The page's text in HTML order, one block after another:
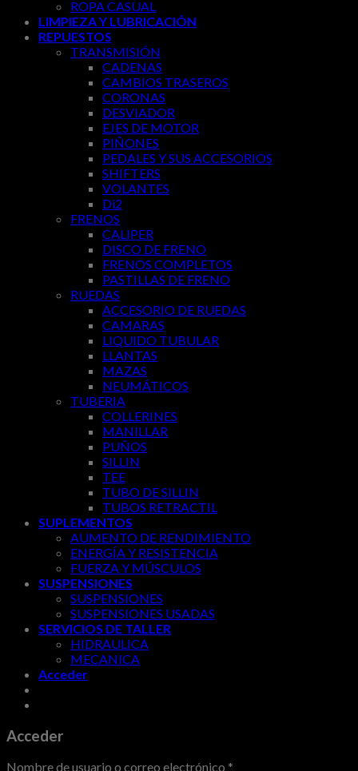
ROPA CASUAL
LIMPIEZA Y LUBRICACIÓN
REPUESTOS
TRANSMISIÓN
CADENAS
CAMBIOS TRASEROS
CORONAS
DESVIADOR
EJES DE MOTOR
PIÑONES
PEDALES Y SUS ACCESORIOS
SHIFTERS
VOLANTES
Di2
FRENOS
CALIPER
DISCO DE FRENO
FRENOS COMPLETOS
PASTILLAS DE FRENO
RUEDAS
ACCESORIO DE RUEDAS
CAMARAS
LIQUIDO TUBULAR
LLANTAS
MAZAS
NEUMÁTICOS
TUBERIA
COLLERINES
MANILLAR
PUÑOS
SILLIN
TEE
TUBO DE SILLIN
TUBOS RETRACTIL
SUPLEMENTOS
AUMENTO DE RENDIMIENTO
ENERGÍA Y RESISTENCIA
FUERZA Y MÚSCULOS
SUSPENSIONES
SUSPENSIONES
SUSPENSIONES USADAS
SERVICIOS DE TALLER
HIDRAULICA
MECANICA
Acceder
Acceder
Nombre de usuario o correo electrónico *